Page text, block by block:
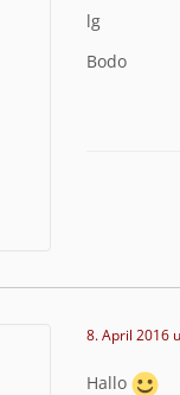
lg
Bodo
8. April 2016
Hallo